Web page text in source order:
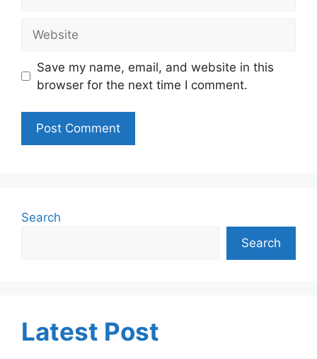
Save my name, email, and website in this
browser for the next time I comment.
Search
Search
Latest Post